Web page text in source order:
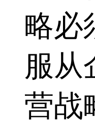
略必
服从
营战